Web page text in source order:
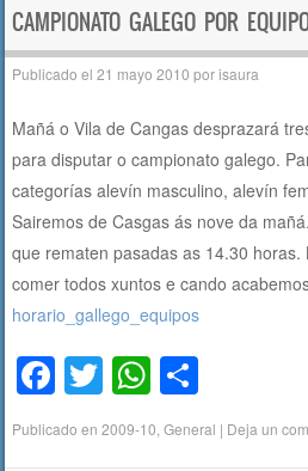
b
o
k
A
p
ar
tir
CAMPIONATO GALEGO POR
Publicado el21 mayo 2010 porisaura
Mañá o Vila de Cangas desprazará
para disputar o campionato galego.
categorías alevín masculino, alevín
Sairemos de Casgas ás nove da
que rematen pasadas as 14.30
comer todos xuntos e cando
horario_gallego_equipos
F
a
c
T
wi
tt
W
h
at
o
m
Publicado en2009-10,General | Deja un